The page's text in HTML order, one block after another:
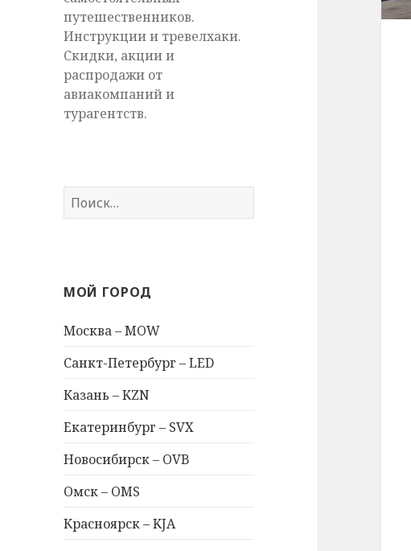
путешественников.
Инструкции и тревелхаки.
Скидки, акции и
распродажи от
авиакомпаний и
турагентств.
Найти:
МОЙ ГОРОД
Москва – MOW
Санкт-Петербург – LED
Казань – KZN
Екатеринбург – SVX
Новосибирск – OVB
Омск – OMS
Красноярск – KJA